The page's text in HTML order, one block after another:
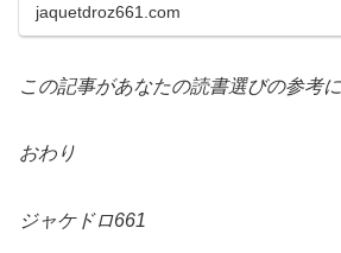
jaquetdroz661.com
この記事があなたの読書選びの参考
おわり
ジャケドロ661